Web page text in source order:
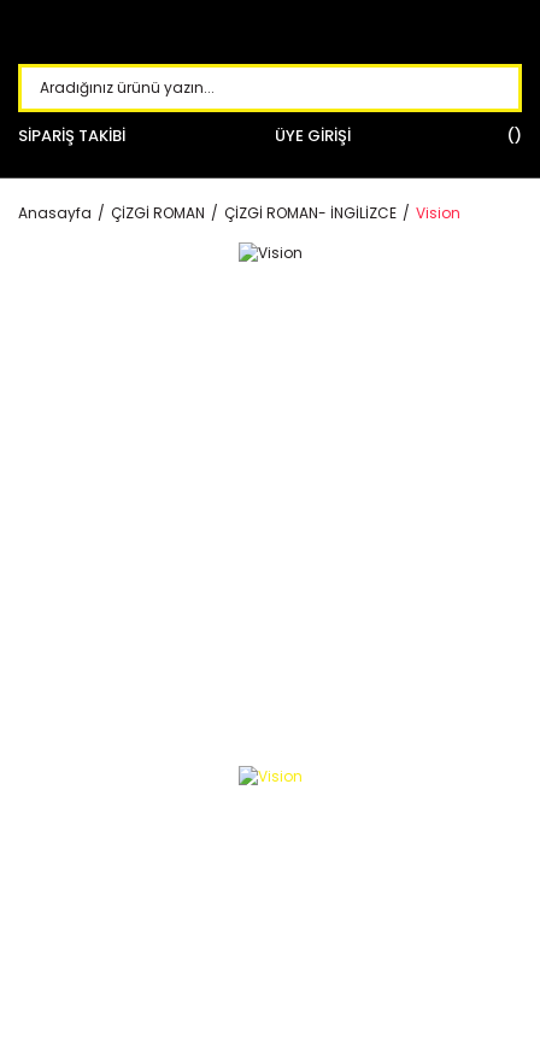
SİPARİŞ TAKİBİ ÜYE GİRİŞİ
Anasayfa ÇİZGİ ROMAN ÇİZGİ ROMAN- İNGİLİZCE Vision